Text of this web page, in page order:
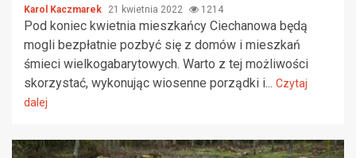
Karol Kaczmarek 21 kwietnia 2022 1214
Pod koniec kwietnia mieszkańcy Ciechanowa będą
mogli bezpłatnie pozbyć się z domów i mieszkań
śmieci wielkogabarytowych. Warto z tej możliwości
skorzystać, wykonując wiosenne porządki i... Czytaj
dalej